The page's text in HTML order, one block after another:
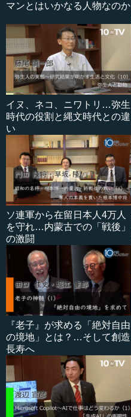
マンとはいかなる人物なのか
イヌ、ネコ、ニワトリ…弥生
時代の役割と縄文時代との違
い
ソ連軍から在留日本人4万人
を守れ…内蒙古での「戦後」
の激闘
『老子』が求める「絶対自由
の境地」とは？…そして創造
長寿へ